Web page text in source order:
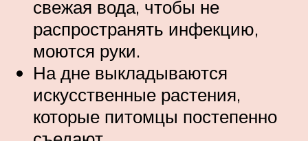
свежая вода, чтобы не
распространять инфекцию,
моются руки.
На дне выкладываются
искусственные растения,
которые питомцы постепенно